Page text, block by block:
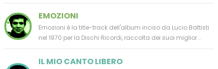
EMOZIONI
Emozioni è la title-track dell'album inciso da Lucio Battisti
nel 1970 per la Dischi Ricordi, raccolta dei suoi miglior...
IL MIO CANTO LIBERO